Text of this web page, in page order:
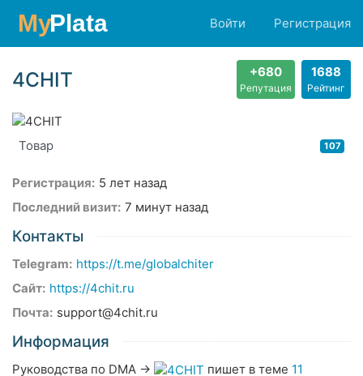
Войти Регистрация
4CHIT +680
Репутация
1688
Рейтинг
Товар 107
Регистрация: 5 лет назад
Последний визит: 7 минут назад
Контакты
Telegram: https://t.me/globalchiter
Сайт: https://4chit.ru
Почта: support@4chit.ru
Информация
Руководства по DMA → пишет в теме 11